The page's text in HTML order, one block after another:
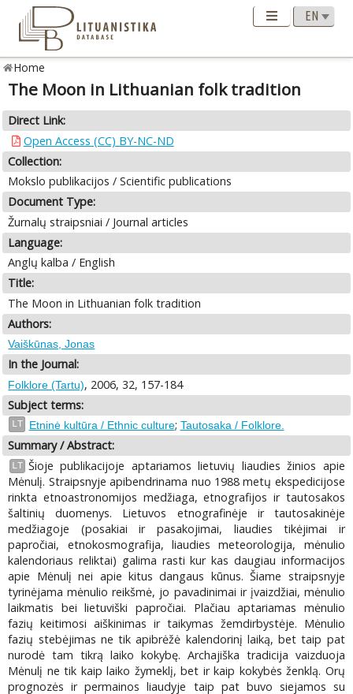
Home
The Moon in Lithuanian folk tradition
Direct Link:
Open Access (CC) BY-NC-ND
Collection:
Mokslo publikacijos / Scientific publications
Document Type:
Žurnalų straipsniai / Journal articles
Language:
Anglų kalba / English
Title:
The Moon in Lithuanian folk tradition
Authors:
Vaiškūnas, Jonas
In the Journal:
Folklore (Tartu), 2006, 32, 157-184
Subject terms:
LT Etninė kultūra / Ethnic culture; Tautosaka / Folklore.
Summary / Abstract:
LT Šioje publikacijoje aptariamos lietuvių liaudies žinios apie
Mėnulį. Straipsnyje apibendrinama nuo 1988 metų ekspedicijose
rinkta etnoastronomijos medžiaga, etnografijos ir tautosakos
šaltinių duomenys. Lietuvos etnografinėje ir tautosakinėje
medžiagoje (posakiai ir pasakojimai, liaudies tikėjimai ir
papročiai, etnokosmografija, liaudies meteorologija, mėnulio
kalendoriaus reliktai) galima rasti kur kas daugiau informacijos
apie Mėnulį nei apie kitus dangaus kūnus. Šiame straipsnyje
tyrinėjama mėnulio reikšmė, jo pavadinimai ir įvaizdžiai, mėnulio
laikmatis bei lietuviški papročiai. Plačiau aptariamas mėnulio
fazių keitimosi aiškinimas ir taikymas žemdirbystėje. Mėnulio
fazių stebėjimas ne tik apibrėžė kalendorinį laiką, bet taip pat
nurodė tam tikrą laiko kokybę. Archajiška tradicija vaizduoja
Mėnulį ne tik kaip laiko žymeklį, bet ir kaip kokybės ženklą. Orų
prognozės ir permainos liaudyje taip pat buvo siejamos su